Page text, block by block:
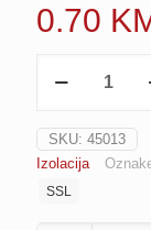
0.70
cijevna
folijom
9
mm,
SKU: 45013
Izolacija
SSL